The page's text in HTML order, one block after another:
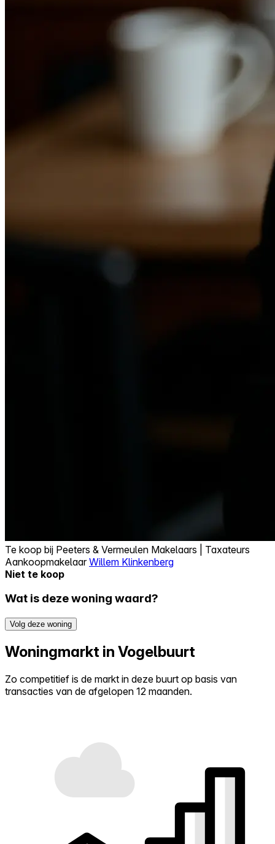
Te koop bij Peeters & Vermeulen Makelaars | Taxateurs
AankoopmakelaarWillem Klinkenberg
Niet te koop
Wat is deze woning waard?
Volg deze woning
Woningmarkt in Vogelbuurt
Zo competitief is de markt in deze buurt op basis van
transacties van de afgelopen 12 maanden.